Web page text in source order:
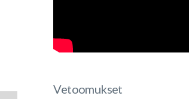
Vetoomukset